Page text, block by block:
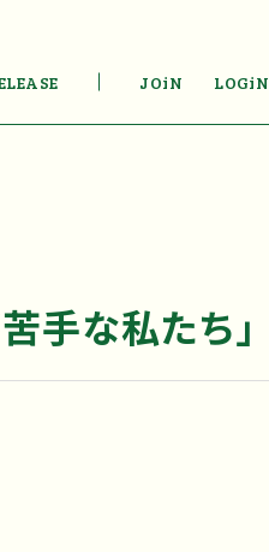
JOiN LOGiN
手な私たち」